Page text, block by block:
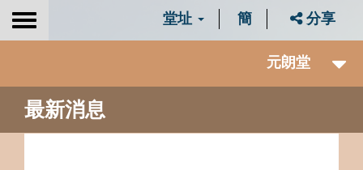
Toggle
堂址 簡 分享
元朗堂
最新消息